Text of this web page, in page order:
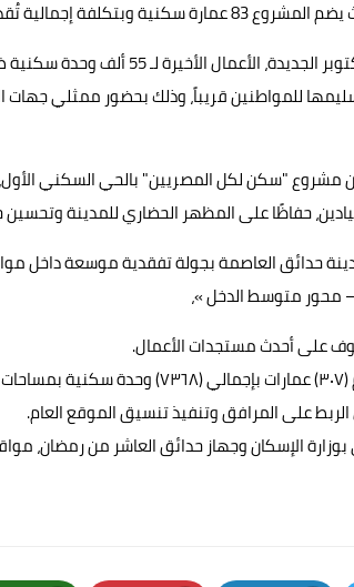
2 مليار و200 مليون جنيه.
كما تفقد مسئولو جهاز تنمية مدينة
للمواطنين قريباً، وذلك بحضور ممثلي جهات
"سكن لكل المصريين" بالحي السكني الأول،
حفاظًا على المظهر الحضاري للمدينة وتحسين
حدائق العاصمة بجولة تفقدية موسعة داخل
محور متوسط الدخل »،
على أحدث مستجدات الأعمال.
الإسكان وجهاز حدائق العاشر من رمضان،